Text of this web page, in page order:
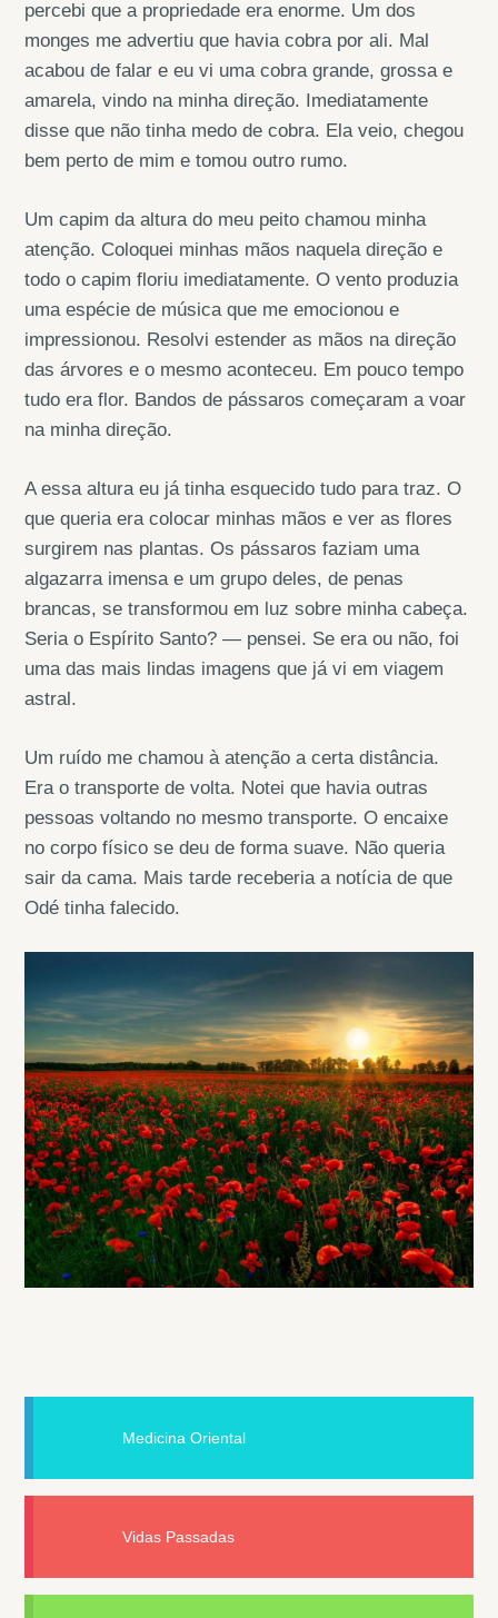
percebi que a propriedade era enorme. Um dos
monges me advertiu que havia cobra por ali. Mal
acabou de falar e eu vi uma cobra grande, grossa e
amarela, vindo na minha direção. Imediatamente
disse que não tinha medo de cobra. Ela veio, chegou
bem perto de mim e tomou outro rumo.
Um capim da altura do meu peito chamou minha
atenção. Coloquei minhas mãos naquela direção e
todo o capim floriu imediatamente. O vento produzia
uma espécie de música que me emocionou e
impressionou. Resolvi estender as mãos na direção
das árvores e o mesmo aconteceu. Em pouco tempo
tudo era flor. Bandos de pássaros começaram a voar
na minha direção.
A essa altura eu já tinha esquecido tudo para traz. O
que queria era colocar minhas mãos e ver as flores
surgirem nas plantas. Os pássaros faziam uma
algazarra imensa e um grupo deles, de penas
brancas, se transformou em luz sobre minha cabeça.
Seria o Espírito Santo? — pensei. Se era ou não, foi
uma das mais lindas imagens que já vi em viagem
astral.
Um ruído me chamou à atenção a certa distância.
Era o transporte de volta. Notei que havia outras
pessoas voltando no mesmo transporte. O encaixe
no corpo físico se deu de forma suave. Não queria
sair da cama. Mais tarde receberia a notícia de que
Odé tinha falecido.
Medicina Oriental
Vidas Passadas